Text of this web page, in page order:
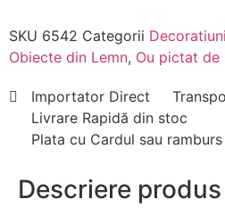
SKU 6542 Categorii
Obiecte din Lemn, Ou pictat de
Importator Direct
Livrare Rapidă din stoc
Plata cu Cardul sau ramburs
Descriere produs